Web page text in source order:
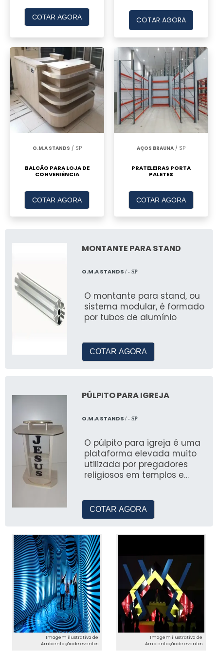
COTAR AGORA COTAR AGORA
O.M.A STANDS / SP
BALCÃO PARA LOJA DE
CONVENIÊNCIA
COTAR AGORA
AÇOS BRAUNA / SP
PRATELEIRAS PORTA
PALETES
COTAR AGORA
MONTANTE PARA STAND
O.M.A STANDS / - SP
O montante para stand, ou
sistema modular, é formado
por tubos de alumínio
COTAR AGORA
PÚLPITO PARA IGREJA
O.M.A STANDS / - SP
O púlpito para igreja é uma
plataforma elevada muito
utilizada por pregadores
religiosos em templos e
COTAR AGORA
Imagem ilustrativa de
Ambientação de eventos
Imagem ilustrativa de
Ambientação de eventos